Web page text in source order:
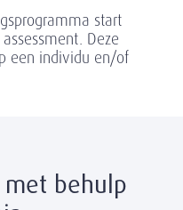
start
Deze
een individu en/of
behulp